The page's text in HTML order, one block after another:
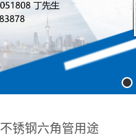
不锈钢六角管用途